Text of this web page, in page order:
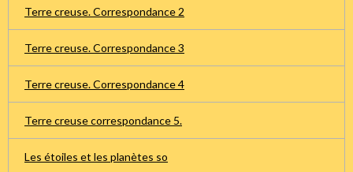
Terre creuse. Correspondance 2
Terre creuse. Correspondance 3
Terre creuse. Correspondance 4
Terre creuse correspondance 5.
Les étoiles et les planètes so